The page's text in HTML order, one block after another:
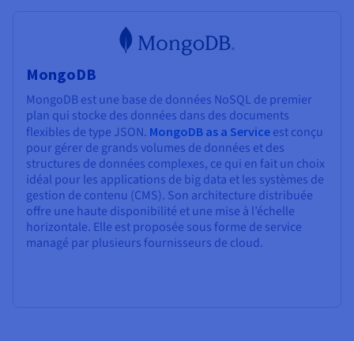
MongoDB
MongoDB est une base de données NoSQL de premier
plan qui stocke des données dans des documents
flexibles de type JSON. MongoDB as a Service est conçu
pour gérer de grands volumes de données et des
structures de données complexes, ce qui en fait un choix
idéal pour les applications de big data et les systèmes de
gestion de contenu (CMS). Son architecture distribuée
offre une haute disponibilité et une mise à l’échelle
horizontale. Elle est proposée sous forme de service
managé par plusieurs fournisseurs de cloud.